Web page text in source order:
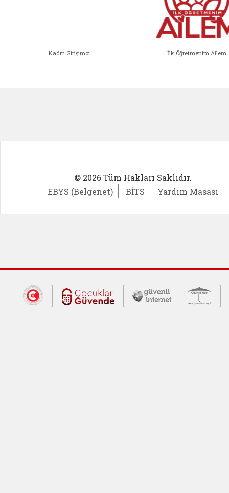
Kadın Girişimci İlk Öğretmenim Ailem
© 2026 Tüm Hakları Saklıdır.
EBYS (Belgenet)
BİTS Yardım Masası
Dış Bağlantılar
Cumhurbaşkanlığı İletişim Merkezi
Çocuklar Güvende (yeni
Güvenli